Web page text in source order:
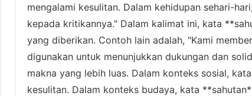
mengalami kesulitan. Dalam kehidupan sehari-
kepada kritikannya." Dalam kalimat ini, kata
yang diberikan. Contoh lain adalah, "Kami
digunakan untuk menunjukkan dukungan dan
makna yang lebih luas. Dalam konteks sosial,
kesulitan. Dalam konteks budaya, kata